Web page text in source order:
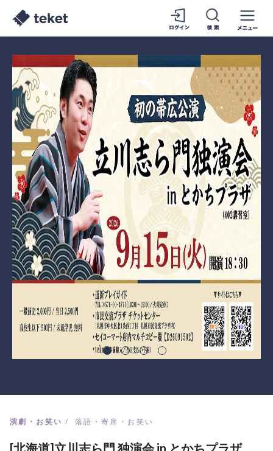
演劇・お笑い 落語・寄席・お笑い
[北海道]立川志ら門 独演会 in とかちプラザ